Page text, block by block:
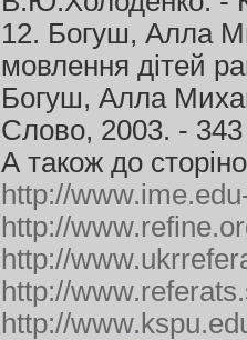
12. Богуш, Алла
мовлення дітей
Богуш, Алла
Слово, 2003. - 343
А також до
http://
http://
http://
http://
http://